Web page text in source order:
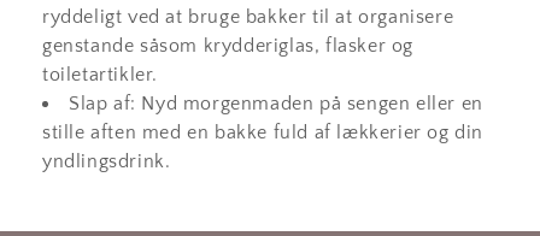
ryddeligt ved at bruge bakker til at organisere
genstande såsom krydderiglas, flasker og
toiletartikler.
Slap af: Nyd morgenmaden på sengen eller en
stille aften med en bakke fuld af lækkerier og din
yndlingsdrink.